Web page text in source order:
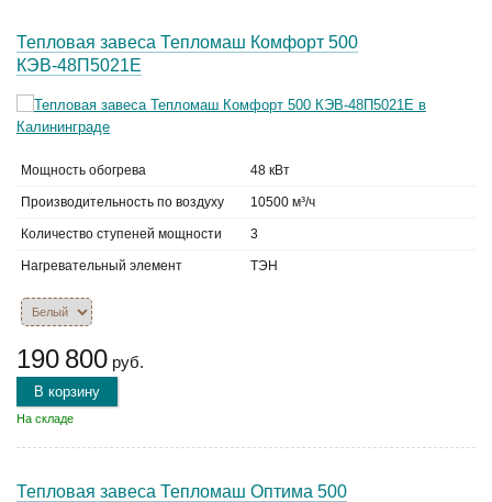
Тепловая завеса Тепломаш Комфорт 500
КЭВ-48П5021Е
Мощность обогрева 48 кВт
Производительность по воздуху 10500 м³/ч
Количество ступеней мощности 3
Нагревательный элемент ТЭН
190 800 руб.
В корзину
На складе
Тепловая завеса Тепломаш Оптима 500